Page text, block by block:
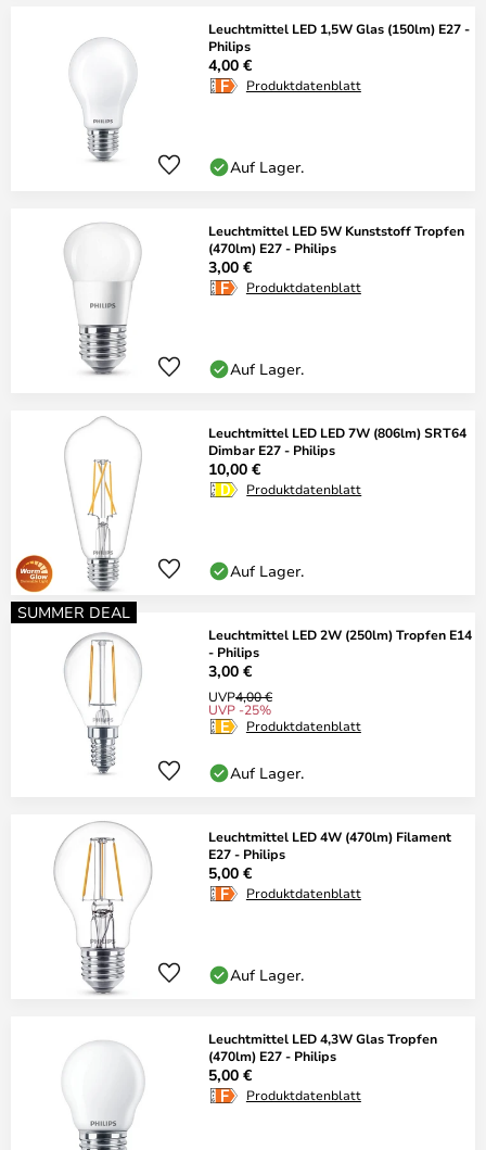
Leuchtmittel LED 1,5W Glas (150lm) E27 -
Philips
4,00 €
Produktdatenblatt
Auf Lager.
Leuchtmittel LED 5W Kunststoff Tropfen
(470lm) E27 - Philips
3,00 €
Produktdatenblatt
Auf Lager.
Leuchtmittel LED LED 7W (806lm) SRT64
Dimbar E27 - Philips
10,00 €
Produktdatenblatt
Auf Lager.
SUMMER DEAL
Leuchtmittel LED 2W (250lm) Tropfen E14
- Philips
3,00 €
UVP4,00 €
UVP -25%
Produktdatenblatt
Auf Lager.
Leuchtmittel LED 4W (470lm) Filament
E27 - Philips
5,00 €
Produktdatenblatt
Auf Lager.
Leuchtmittel LED 4,3W Glas Tropfen
(470lm) E27 - Philips
5,00 €
Produktdatenblatt